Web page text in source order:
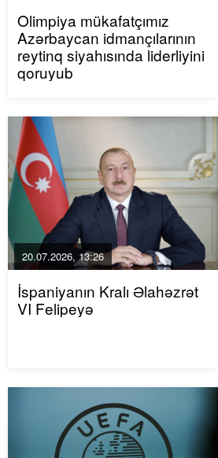
Olimpiya mükafatçımız
Azərbaycan idmançılarının
reytinq siyahısında liderliyini
qoruyub
20.07.2026, 13:26
İspaniyanın Kralı Əlahəzrət
VI Felipeyə